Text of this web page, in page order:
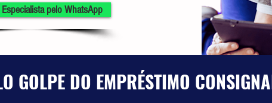
pelo WhatsApp
GOLPE DO EMPRÉSTIMO